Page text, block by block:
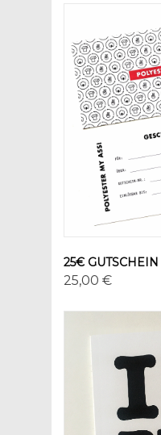
25€ GUTSCHEIN
25,00 €